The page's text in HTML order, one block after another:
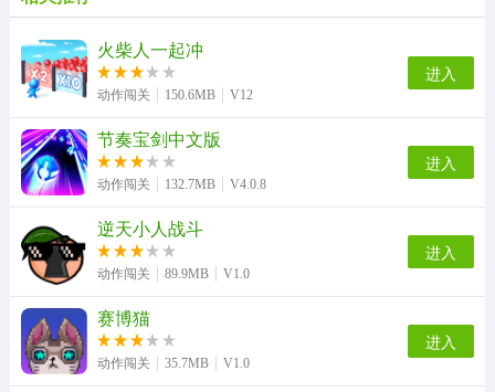
火柴人一起冲
动作闯关 150.6MB V12
进入
节奏宝剑中文版
动作闯关 132.7MB V4.0.8
进入
逆天小人战斗
动作闯关 89.9MB V1.0
进入
赛博猫
动作闯关 35.7MB V1.0
进入